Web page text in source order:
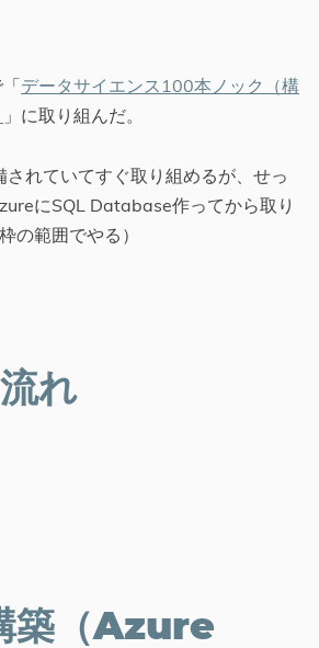
データサイエンス100本ノック（構
」に取り組んだ。
れていてすぐ取り組めるが、せっ
にSQL Database作ってから取り
の範囲でやる）
れ
築（Azure